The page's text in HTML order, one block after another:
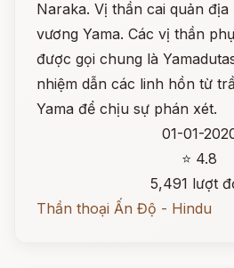
Naraka. Vị thần cai quản địa
vương Yama. Các vị thần
được gọi chung là
nhiệm dẫn các linh hồn từ
Yama để chịu sự phán xét.
01-01-
⭐ 4.8
5,491 lượt
Thần thoại Ấn Độ - Hindu